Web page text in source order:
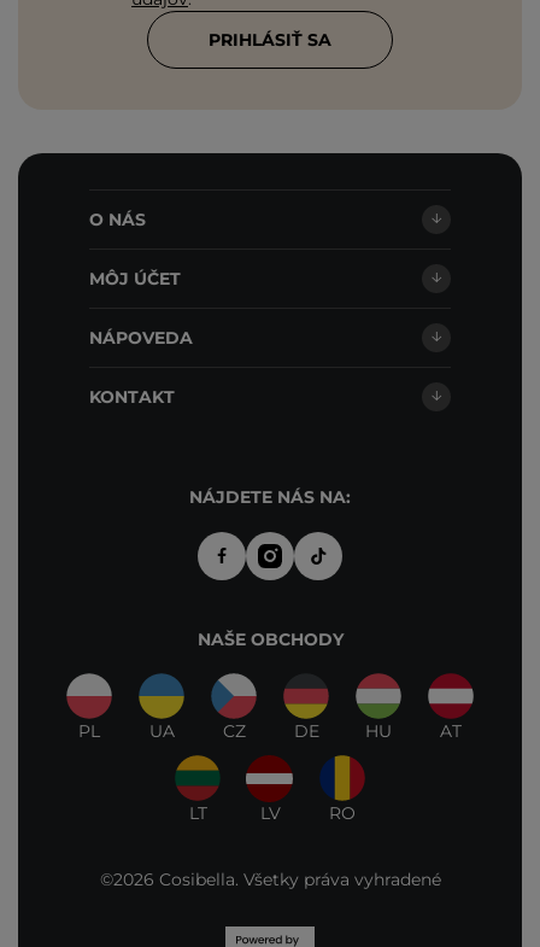
PRIHLÁSIŤ SA
O NÁS
MÔJ ÚČET
NÁPOVEDA
KONTAKT
NÁJDETE NÁS NA:
NAŠE OBCHODY
PL UA CZ DE HU AT
LT LV RO
©2026 Cosibella. Všetky práva vyhradené